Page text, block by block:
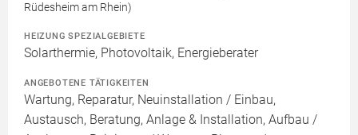
Rüdesheim am Rhein)
HEIZUNG SPEZIALGEBIETE
Solarthermie, Photovoltaik, Energieberater
ANGEBOTENE TÄTIGKEITEN
Wartung, Reparatur, Neuinstallation / Einbau,
Austausch, Beratung, Anlage & Installation, Aufbau /